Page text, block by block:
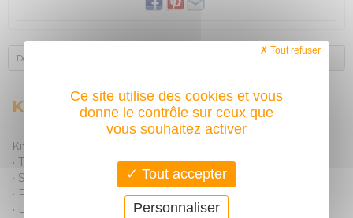
Description
KIT GONFLAGE MECAFER 3 PIÈCES
Kit de gonflage mecafer 3 pièces composé de:
• Tuyau nylon 5 m
• Soufflette bec court
• Poignée de gonflage homologuée
• Equipé de raccords rapides
Ce site utilise des cookies et vous
donne le contrôle sur ceux que
vous souhaitez activer
Tout accepter
Tout refuser
Personnaliser